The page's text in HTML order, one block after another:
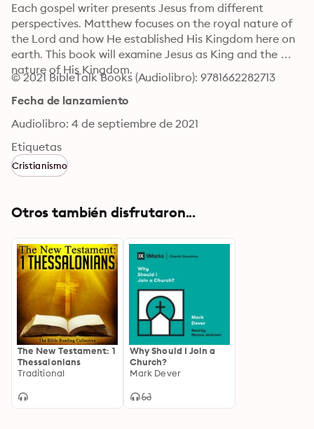
Each gospel writer presents Jesus from different
perspectives. Matthew focuses on the royal nature of
the Lord and how He established His Kingdom here on
earth. This book will examine Jesus as King and the
nature of His Kingdom.
© 2021 BibleTalk Books (Audiolibro): 9781662282713
Fecha de lanzamiento
Audiolibro: 4 de septiembre de 2021
Etiquetas
Cristianismo
Otros también disfrutaron...
The New Testament: 1
Thessalonians
Traditional
Why Should I Join a
Church?
Mark Dever